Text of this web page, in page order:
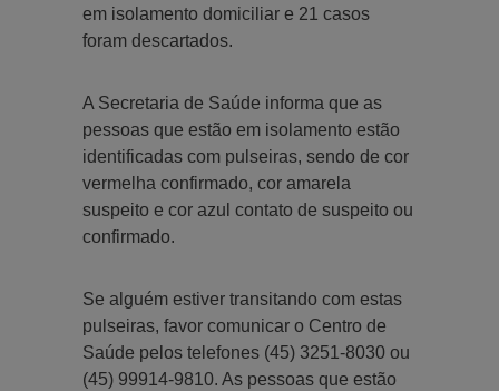
em isolamento domiciliar e 21 casos
foram descartados.
A Secretaria de Saúde informa que as
pessoas que estão em isolamento estão
identificadas com pulseiras, sendo de cor
vermelha confirmado, cor amarela
suspeito e cor azul contato de suspeito ou
confirmado.
Se alguém estiver transitando com estas
pulseiras, favor comunicar o Centro de
Saúde pelos telefones (45) 3251-8030 ou
(45) 99914-9810. As pessoas que estão